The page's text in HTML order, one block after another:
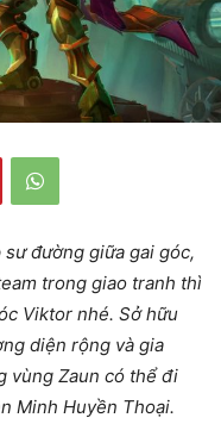
đường giữa gai góc,
trong giao tranh thì
Viktor nhé. Sở hữu
diện rộng và gia
vùng Zaun có thể đi
Minh Huyền Thoại.